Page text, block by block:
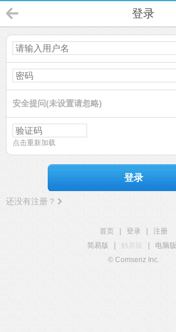
登录
安全提问(未设置请忽略)
点击重新加载
登录
还没有注册？
首页 登录
注册
简易版
触屏版 电脑版
© Comsenz Inc.